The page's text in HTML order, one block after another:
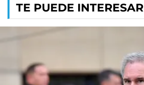
TE PUEDE INTERESAR